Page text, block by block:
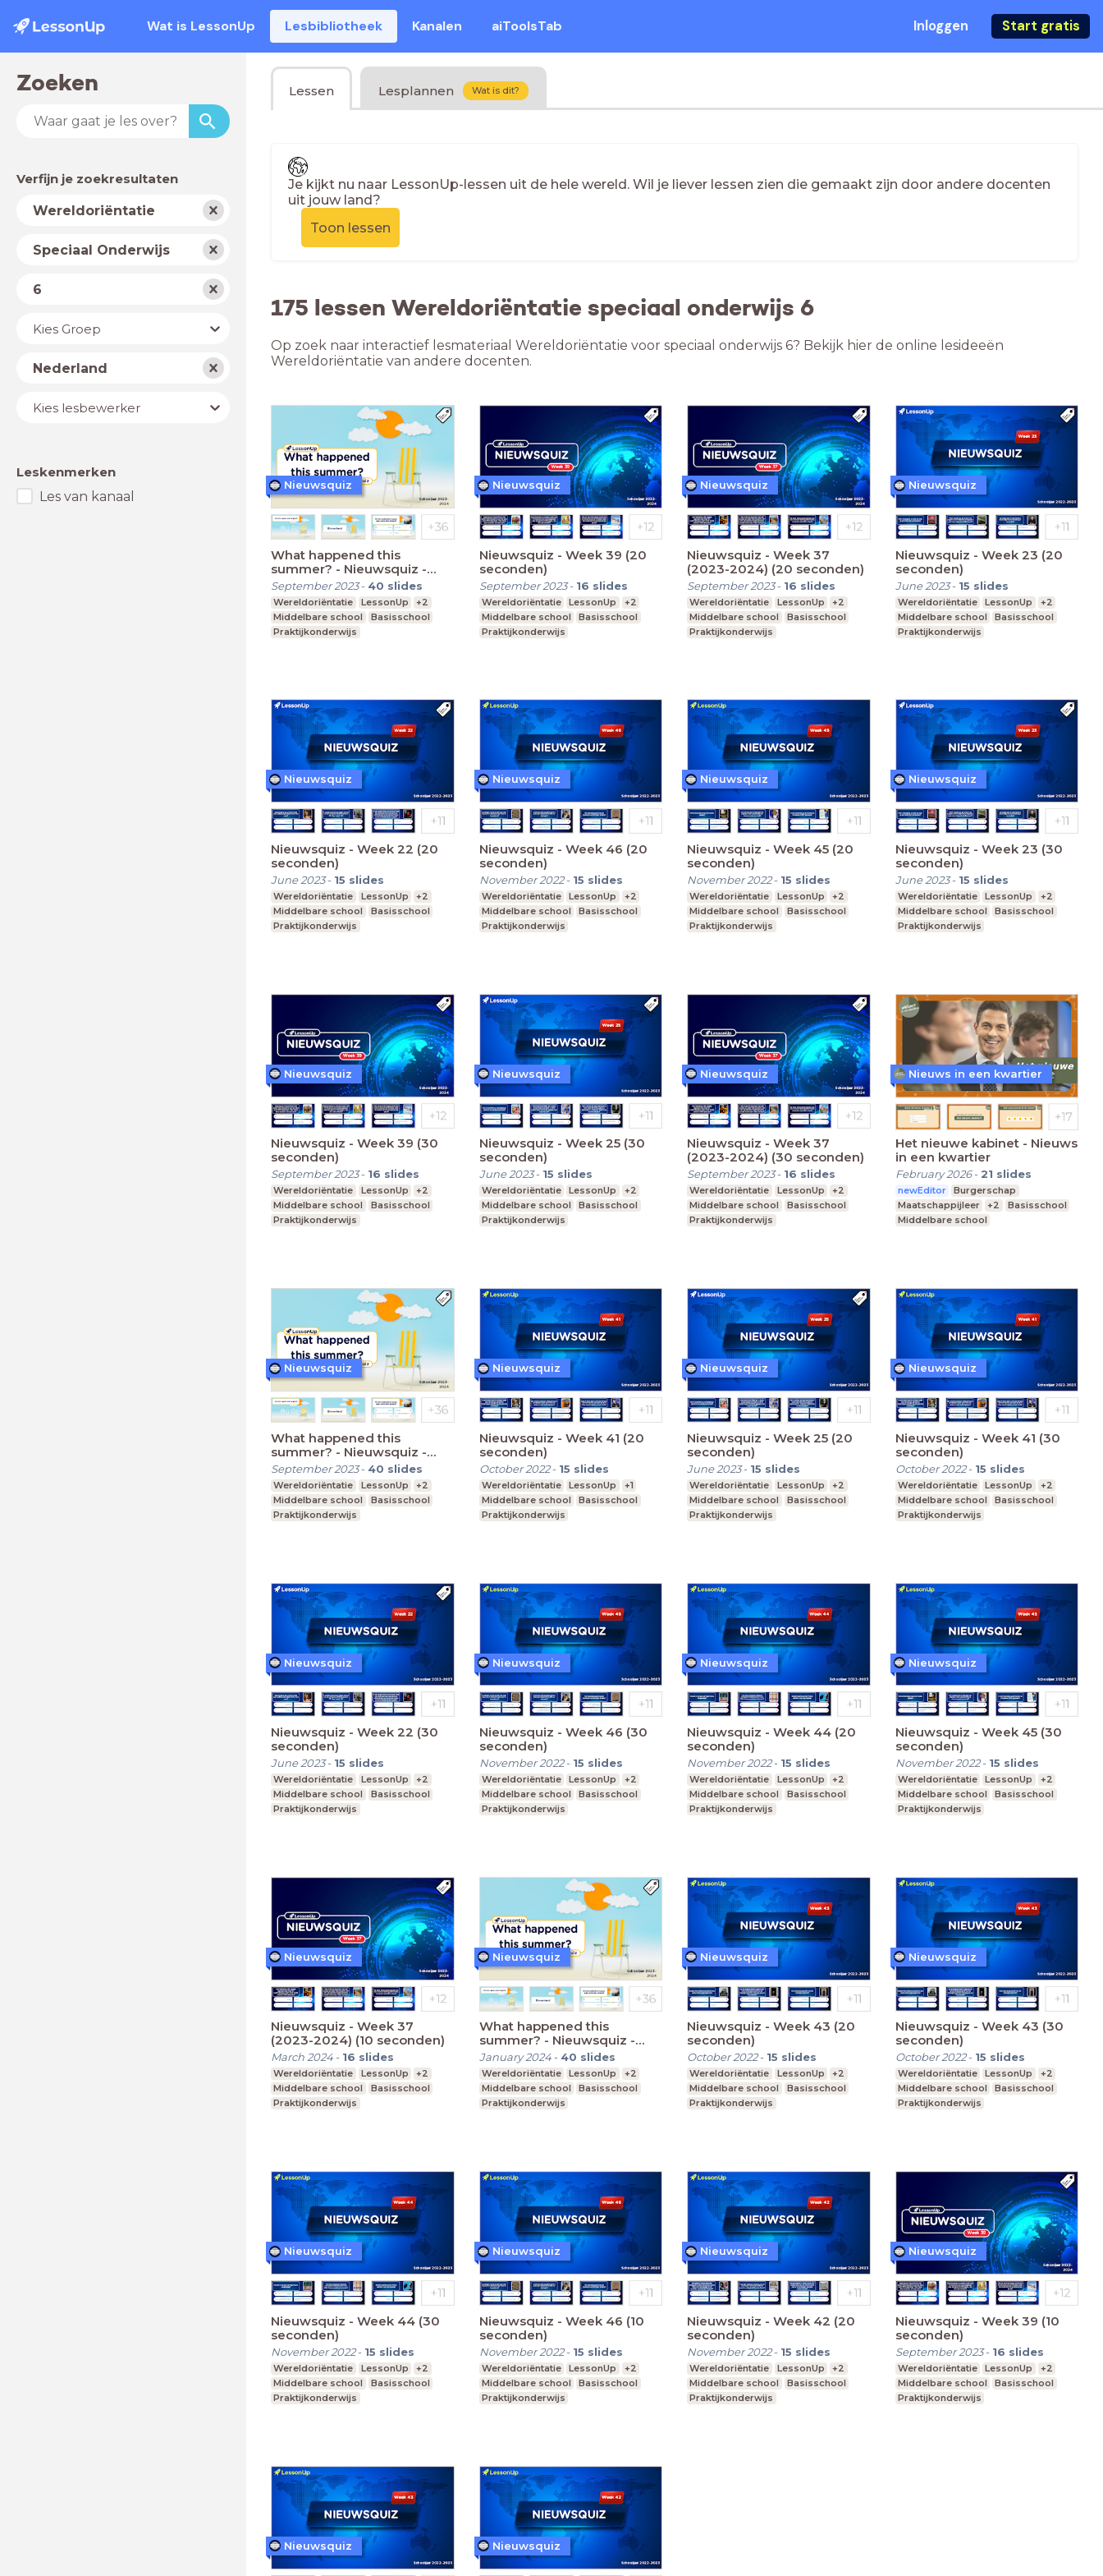
Wat is LessonUp Lesbibliotheek Kanalen aiToolsTab Inloggen Start gratis
Zoeken
Verfijn je zoekresultaten
VakWereldoriëntatie
Schooltype
Speciaal Onderwijs
Niveau
6
JaarKies Groep
LandNederland
Lesbewerker
Kies lesbewerker
Leskenmerken
Les van kanaal
Lessen Lesplannen Wat is dit?
Je kijkt nu naar LessonUp-lessen uit de hele wereld. Wil je liever lessen zien die gemaakt zijn door andere docenten
uit jouw land?
Toon lessen
175 lessen Wereldoriëntatie speciaal onderwijs 6
Op zoek naar interactief lesmateriaal Wereldoriëntatie voor speciaal onderwijs 6? Bekijk hier de online lesideeën
Wereldoriëntatie van andere docenten.
What happened this
summer? - Nieuwsquiz -
Editie 2023 (20 seconden)
September 2023- 40 slides
Wereldoriëntatie LessonUp
+2
Middelbare school
Basisschool
Praktijkonderwijs
Nieuwsquiz
Nieuwsquiz - Week 39 (20
seconden)
September 2023- 16 slides
Wereldoriëntatie LessonUp
+2
Middelbare school
Basisschool
Praktijkonderwijs
Nieuwsquiz
Nieuwsquiz - Week 37
(2023-2024) (20 seconden)
September 2023- 16 slides
Wereldoriëntatie LessonUp
+2
Middelbare school
Basisschool
Praktijkonderwijs
Nieuwsquiz
Nieuwsquiz - Week 23 (20
seconden)
June 2023- 15 slides
Wereldoriëntatie LessonUp
+2
Middelbare school
Basisschool
Praktijkonderwijs
Nieuwsquiz
Nieuwsquiz - Week 22 (20
seconden)
June 2023- 15 slides
Wereldoriëntatie LessonUp
+2
Middelbare school
Basisschool
Praktijkonderwijs
Nieuwsquiz
Nieuwsquiz - Week 46 (20
seconden)
November 2022- 15 slides
Wereldoriëntatie LessonUp
+2
Middelbare school
Basisschool
Praktijkonderwijs
Nieuwsquiz
Nieuwsquiz - Week 45 (20
seconden)
November 2022- 15 slides
Wereldoriëntatie LessonUp
+2
Middelbare school
Basisschool
Praktijkonderwijs
Nieuwsquiz
Nieuwsquiz - Week 23 (30
seconden)
June 2023- 15 slides
Wereldoriëntatie LessonUp
+2
Middelbare school
Basisschool
Praktijkonderwijs
Nieuwsquiz
Nieuwsquiz - Week 39 (30
seconden)
September 2023- 16 slides
Wereldoriëntatie LessonUp
+2
Middelbare school
Basisschool
Praktijkonderwijs
Nieuwsquiz
Nieuwsquiz - Week 25 (30
seconden)
June 2023- 15 slides
Wereldoriëntatie LessonUp
+2
Middelbare school
Basisschool
Praktijkonderwijs
Nieuwsquiz
Nieuwsquiz - Week 37
(2023-2024) (30 seconden)
September 2023- 16 slides
Wereldoriëntatie LessonUp
+2
Middelbare school
Basisschool
Praktijkonderwijs
Nieuwsquiz
Het nieuwe kabinet - Nieuws
in een kwartier
February 2026- 21 slides
newEditor
Burgerschap
Maatschappijleer
+2
Basisschool
Middelbare school
Nieuws in een kwartier
What happened this
summer? - Nieuwsquiz -
Editie 2023 (30 seconden)
September 2023- 40 slides
Wereldoriëntatie LessonUp
+2
Middelbare school
Basisschool
Praktijkonderwijs
Nieuwsquiz
Nieuwsquiz - Week 41 (20
seconden)
October 2022- 15 slides
Wereldoriëntatie LessonUp
+1
Middelbare school
Basisschool
Praktijkonderwijs
Nieuwsquiz
Nieuwsquiz - Week 25 (20
seconden)
June 2023- 15 slides
Wereldoriëntatie LessonUp
+2
Middelbare school
Basisschool
Praktijkonderwijs
Nieuwsquiz
Nieuwsquiz - Week 41 (30
seconden)
October 2022- 15 slides
Wereldoriëntatie LessonUp
+2
Middelbare school
Basisschool
Praktijkonderwijs
Nieuwsquiz
Nieuwsquiz - Week 22 (30
seconden)
June 2023- 15 slides
Wereldoriëntatie LessonUp
+2
Middelbare school
Basisschool
Praktijkonderwijs
Nieuwsquiz
Nieuwsquiz - Week 46 (30
seconden)
November 2022- 15 slides
Wereldoriëntatie LessonUp
+2
Middelbare school
Basisschool
Praktijkonderwijs
Nieuwsquiz
Nieuwsquiz - Week 44 (20
seconden)
November 2022- 15 slides
Wereldoriëntatie LessonUp
+2
Middelbare school
Basisschool
Praktijkonderwijs
Nieuwsquiz
Nieuwsquiz - Week 45 (30
seconden)
November 2022- 15 slides
Wereldoriëntatie LessonUp
+2
Middelbare school
Basisschool
Praktijkonderwijs
Nieuwsquiz
Nieuwsquiz - Week 37
(2023-2024) (10 seconden)
March 2024- 16 slides
Wereldoriëntatie LessonUp
+2
Middelbare school
Basisschool
Praktijkonderwijs
Nieuwsquiz
What happened this
summer? - Nieuwsquiz -
Editie 2023 (10 seconden)
January 2024- 40 slides
Wereldoriëntatie LessonUp
+2
Middelbare school
Basisschool
Praktijkonderwijs
Nieuwsquiz
Nieuwsquiz - Week 43 (20
seconden)
October 2022- 15 slides
Wereldoriëntatie LessonUp
+2
Middelbare school
Basisschool
Praktijkonderwijs
Nieuwsquiz
Nieuwsquiz - Week 43 (30
seconden)
October 2022- 15 slides
Wereldoriëntatie LessonUp
+2
Middelbare school
Basisschool
Praktijkonderwijs
Nieuwsquiz
Nieuwsquiz - Week 44 (30
seconden)
November 2022- 15 slides
Wereldoriëntatie LessonUp
+2
Middelbare school
Basisschool
Praktijkonderwijs
Nieuwsquiz
Nieuwsquiz - Week 46 (10
seconden)
November 2022- 15 slides
Wereldoriëntatie LessonUp
+2
Middelbare school
Basisschool
Praktijkonderwijs
Nieuwsquiz
Nieuwsquiz - Week 42 (20
seconden)
November 2022- 15 slides
Wereldoriëntatie LessonUp
+2
Middelbare school
Basisschool
Praktijkonderwijs
Nieuwsquiz
Nieuwsquiz - Week 39 (10
seconden)
September 2023- 16 slides
Wereldoriëntatie LessonUp
+2
Middelbare school
Basisschool
Praktijkonderwijs
Nieuwsquiz
Nieuwsquiz Nieuwsquiz